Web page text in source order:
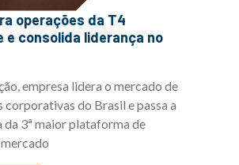
e consolida liderança no
empresa lidera o mercado de
corporativas do Brasil e passa a
da 3ª maior plataforma de